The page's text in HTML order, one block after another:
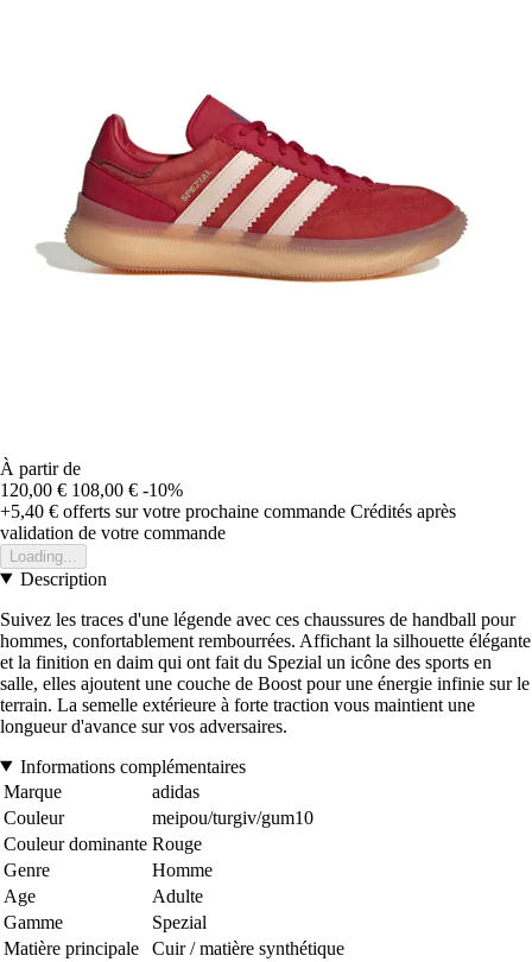
À partir de
120,00 € 108,00 € -10%
+5,40 € offerts sur votre prochaine commande Crédités après
validation de votre commande
Loading...
Description
Suivez les traces d'une légende avec ces chaussures de handball pour
hommes, confortablement rembourrées. Affichant la silhouette élégante
et la finition en daim qui ont fait du Spezial un icône des sports en
salle, elles ajoutent une couche de Boost pour une énergie infinie sur le
terrain. La semelle extérieure à forte traction vous maintient une
longueur d'avance sur vos adversaires.
Informations complémentaires
Marque
adidas
Couleur
meipou/turgiv/gum10
Couleur dominante Rouge
Genre
Homme
Age
Adulte
Gamme
Spezial
Matière principale
Cuir / matière synthétique